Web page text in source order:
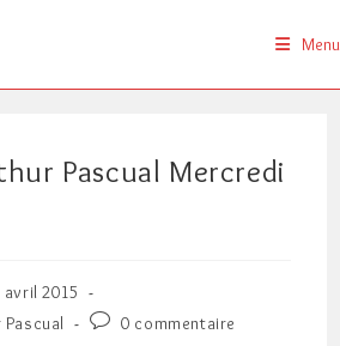
Menu
Pascual Mercredi
avril 2015
Commentaires
0 commentaire